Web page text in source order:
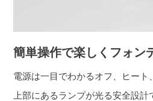
簡単操作で楽しくフォン
電源は一目でわかるオフ、ヒー
上部にあるランプが光る安全設計